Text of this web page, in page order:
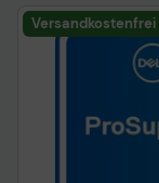
Versandkostenfrei